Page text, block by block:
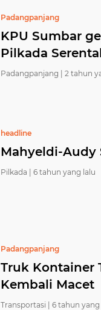
Padangpanjang
KPU Sumbar
Pilkada
Padangpanjang | 2 tahun
headline
Mahyeldi-Audy
Pilkada | 6 tahun yang lalu
Padangpanjang
Truk Kontainer
Kembali Macet
Transportasi | 6 tahun yang